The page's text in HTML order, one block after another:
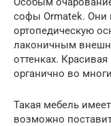
софы Ormatek. Они
ортопедическую
лаконичным
оттенках.
органично во
Такая мебель
возможно